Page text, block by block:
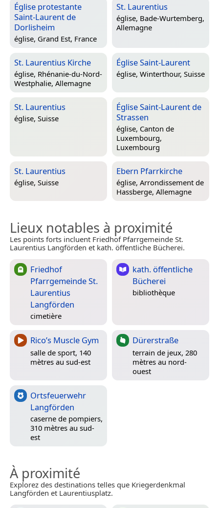
Église protestante
Saint-Laurent de
Dorlisheim
église, Grand Est, France
St. Laurentius
église, Bade-Wurtemberg,
Allemagne
St. Laurentius Kirche
église, Rhénanie-du-Nord-
Westphalie, Allemagne
Église Saint-Laurent
église, Winterthour, Suisse
St. Laurentius
église, Suisse
Église Saint-Laurent de
Strassen
église, Canton de
Luxembourg,
Luxembourg
St. Laurentius
église, Suisse
Ebern Pfarrkirche
église, Arrondissement de
Hassberge, Allemagne
Lieux notables à proximité
Les points forts incluent Friedhof Pfarrgemeinde St.
Laurentius Langförden et kath. öffentliche Bücherei.
Friedhof
Pfarrgemeinde St.
Laurentius
Langförden
cimetière
kath. öffentliche
Bücherei
bibliothèque
Rico’s Muscle Gym
salle de sport, 140
mètres au sud-est
Dürerstraße
terrain de jeux, 280
mètres au nord-
ouest
Ortsfeuerwehr
Langförden
caserne de pompiers,
310 mètres au sud-
est
À proximité
Explorez des destinations telles que Kriegerdenkmal
Langförden et Laurentiusplatz.